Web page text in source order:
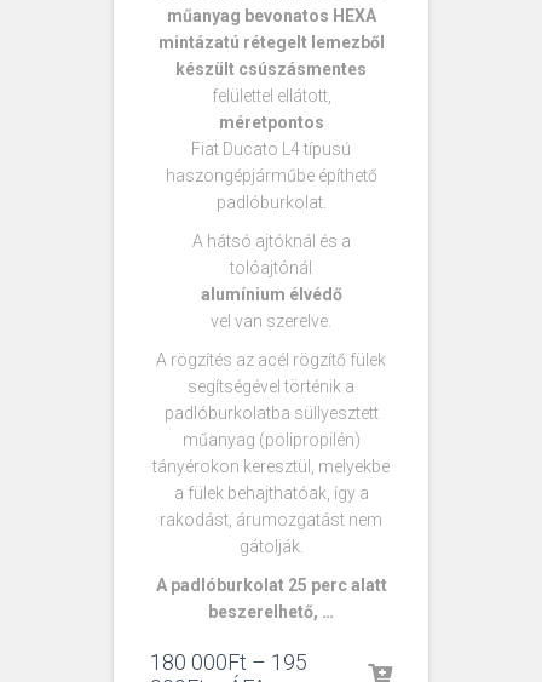
műanyag bevonatos HEXA
mintázatú rétegelt lemezből
készült csúszásmentes
felülettel ellátott,
méretpontos
Fiat Ducato L4 típusú
haszongépjárműbe építhető
padlóburkolat.
A hátsó ajtóknál és a
tolóajtónál
alumínium élvédő
vel van szerelve.
A rögzítés az acél rögzítő fülek
segítségével történik a
padlóburkolatba süllyesztett
műanyag (polipropilén)
tányérokon keresztül, melyekbe
a fülek behajthatóak, így a
rakodást, árumozgatást nem
gátolják.
A padlóburkolat 25 perc alatt
beszerelhető, …
180 000Ft – 195